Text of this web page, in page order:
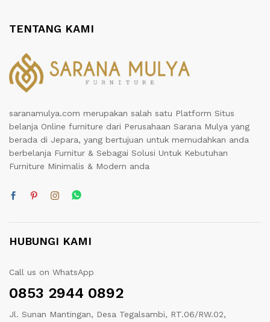
TENTANG KAMI
saranamulya.com merupakan salah satu Platform Situs
belanja Online furniture dari Perusahaan Sarana Mulya yang
berada di Jepara, yang bertujuan untuk memudahkan anda
berbelanja Furnitur & Sebagai Solusi Untuk Kebutuhan
Furniture Minimalis & Modern anda
HUBUNGI KAMI
Call us on WhatsApp
0853 2944 0892
Jl. Sunan Mantingan, Desa Tegalsambi, RT.06/RW.02,